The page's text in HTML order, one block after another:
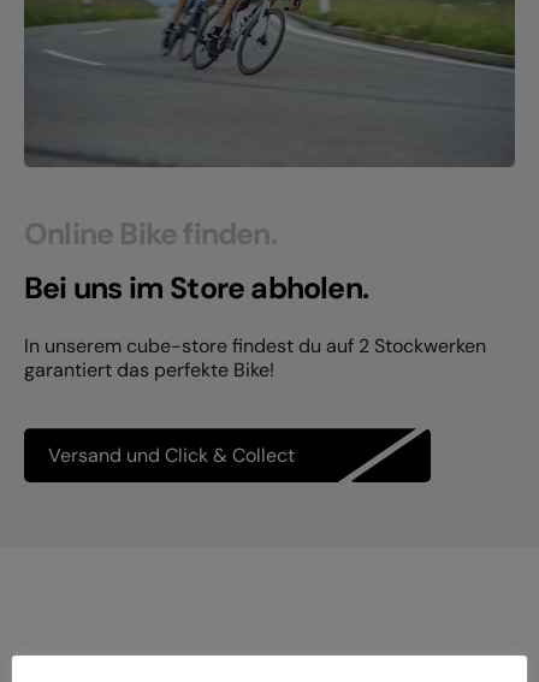
Online Bike finden.
Bei uns im Store abholen.
In unserem cube-store findest du auf 2 Stockwerken
garantiert das perfekte Bike!
Versand und Click & Collect